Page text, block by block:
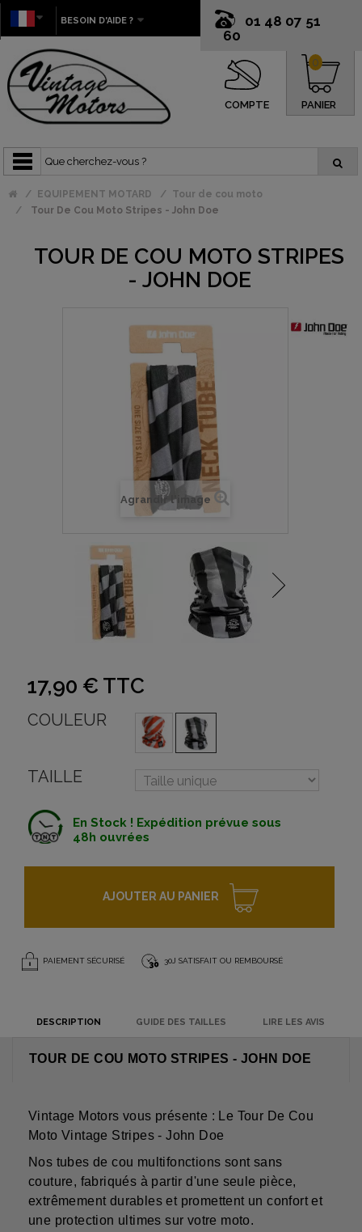
01 48 07 51
60
BESOIN D'AIDE ?
COMPTE PANIER
0
EQUIPEMENT MOTARD
Tour de cou moto
Tour De Cou Moto Stripes - John Doe
TOUR DE COU MOTO STRIPES
- JOHN DOE
Agrandir l'image
17,90 € TTC
COULEUR
TAILLE
En Stock ! Expédition prévue sous
48h ouvrées
AJOUTER AU PANIER
PAIEMENT SÉCURISÉ 30J SATISFAIT OU REMBOURSÉ
DESCRIPTION GUIDE DES TAILLES LIRE LES AVIS
TOUR DE COU MOTO STRIPES - JOHN DOE
Vintage Motors vous présente : Le Tour De Cou
Moto Vintage Stripes - John Doe
Nos tubes de cou multifonctions sont sans
couture, fabriqués à partir d'une seule pièce,
extrêmement durables et promettent un confort et
une protection ultimes sur votre moto.